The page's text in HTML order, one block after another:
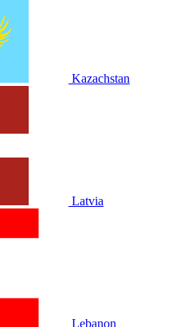
Kazachstan
Latvia
Lebanon